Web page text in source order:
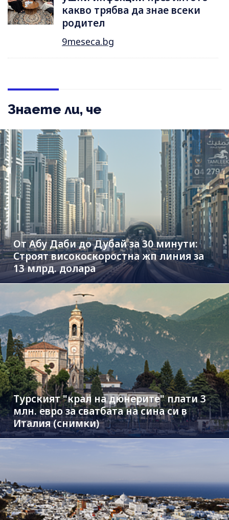
какво трябва да знае всеки
родител
9meseca.bg
Знаете ли, че
От Абу Даби до Дубай за 30 минути:
Строят високоскоростна жп линия за
13 млрд. долара
Турският "крал на дюнерите" плати 3
млн. евро за сватбата на сина си в
Италия (снимки)